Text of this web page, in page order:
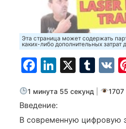
Эта страница может содержать
каких-либо дополнительных затрат
Facebook
LinkedIn
X
1 минута 55 секунд
Введение:
В современную цифровую